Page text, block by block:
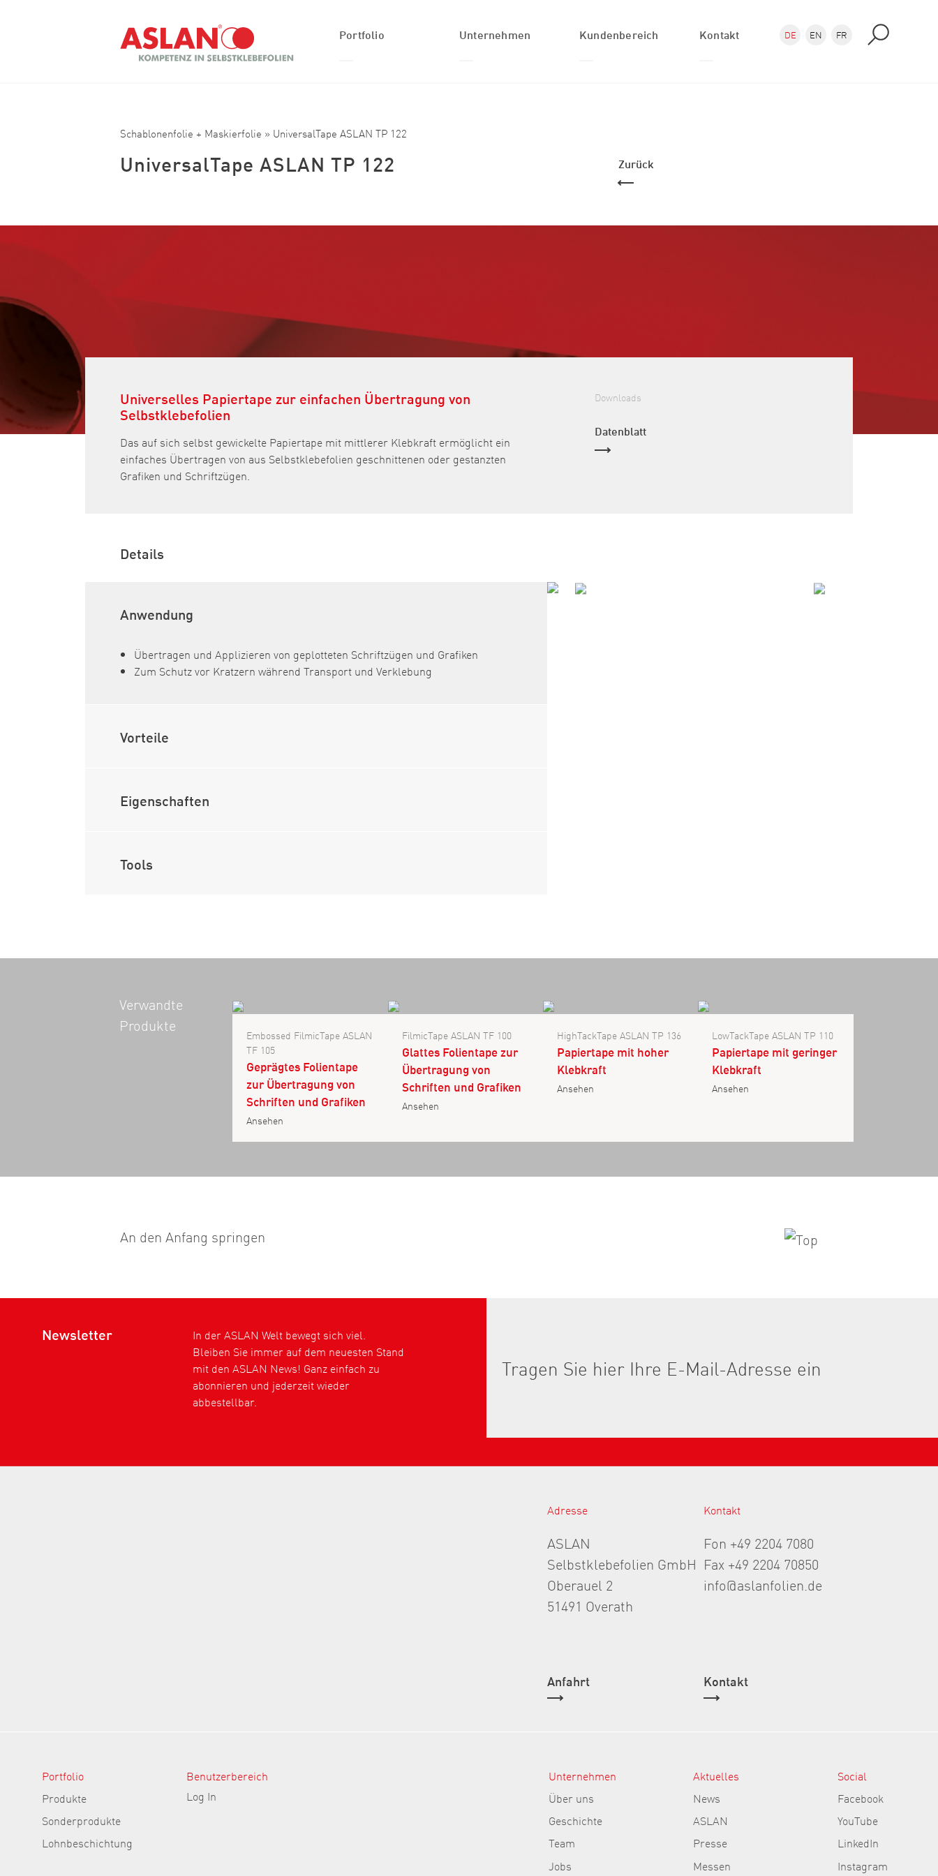
Suche
Suchformular
Suche DE EN FR
Portfolio
Inspiration
Unternehmen Kundenbereich Kontakt
Schablonenfolie + Maskierfolie » UniversalTape ASLAN TP 122
UniversalTape ASLAN TP 122 Zurück
Universelles Papiertape zur einfachen Übertragung von
Selbstklebefolien
Das auf sich selbst gewickelte Papiertape mit mittlerer Klebkraft ermöglicht ein
einfaches Übertragen von aus Selbstklebefolien geschnittenen oder gestanzten
Grafiken und Schriftzügen.
Downloads
Datenblatt
Details
Anwendung
Übertragen und Applizieren von geplotteten Schriftzügen und Grafiken
Zum Schutz vor Kratzern während Transport und Verklebung
Vorteile
Eigenschaften
Tools
Verwandte
Produkte
Embossed FilmicTape ASLAN
TF 105
Geprägtes Folientape
zur Übertragung von
Schriften und Grafiken
Ansehen
FilmicTape ASLAN TF 100
Glattes Folientape zur
Übertragung von
Schriften und Grafiken
Ansehen
HighTackTape ASLAN TP 136
Papiertape mit hoher
Klebkraft
Ansehen
LowTackTape ASLAN TP 110
Papiertape mit geringer
Klebkraft
Ansehen
An den Anfang springen
Newsletter
In der ASLAN Welt bewegt sich viel.
Bleiben Sie immer auf dem neuesten Stand
mit den ASLAN News! Ganz einfach zu
abonnieren und jederzeit wieder
abbestellbar.
Adresse
ASLAN
Selbstklebefolien GmbH
Oberauel 2
51491 Overath
Anfahrt
Kontakt
Fon +49 2204 7080
Fax +49 2204 70850
info@aslanfolien.de
Kontakt
Portfolio
Produkte
Sonderprodukte
Lohnbeschichtung
Benutzerbereich
Log In
Unternehmen
Über uns
Geschichte
Team
Jobs
Aktuelles
News
ASLAN
Presse
Messen
Social
Facebook
YouTube
LinkedIn
Instagram